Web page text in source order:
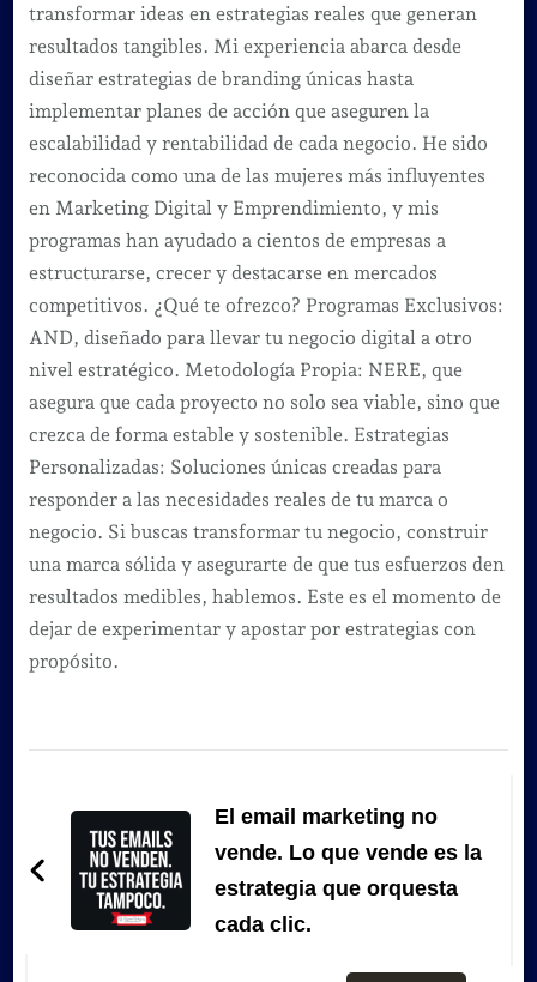
transformar ideas en estrategias reales que generan
resultados tangibles. Mi experiencia abarca desde
diseñar estrategias de branding únicas hasta
implementar planes de acción que aseguren la
escalabilidad y rentabilidad de cada negocio. He sido
reconocida como una de las mujeres más influyentes
en Marketing Digital y Emprendimiento, y mis
programas han ayudado a cientos de empresas a
estructurarse, crecer y destacarse en mercados
competitivos. ¿Qué te ofrezco? Programas Exclusivos:
AND, diseñado para llevar tu negocio digital a otro
nivel estratégico. Metodología Propia: NERE, que
asegura que cada proyecto no solo sea viable, sino que
crezca de forma estable y sostenible. Estrategias
Personalizadas: Soluciones únicas creadas para
responder a las necesidades reales de tu marca o
negocio. Si buscas transformar tu negocio, construir
una marca sólida y asegurarte de que tus esfuerzos den
resultados medibles, hablemos. Este es el momento de
dejar de experimentar y apostar por estrategias con
propósito.
de
entradas
El email marketing no
vende. Lo que vende es la
estrategia que orquesta
cada clic.